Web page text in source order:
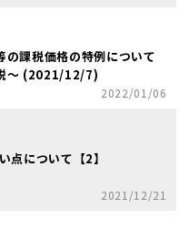
の課税価格の特例について
～ (2021/12/7)
2022/01/06
点について【2】
2021/12/21